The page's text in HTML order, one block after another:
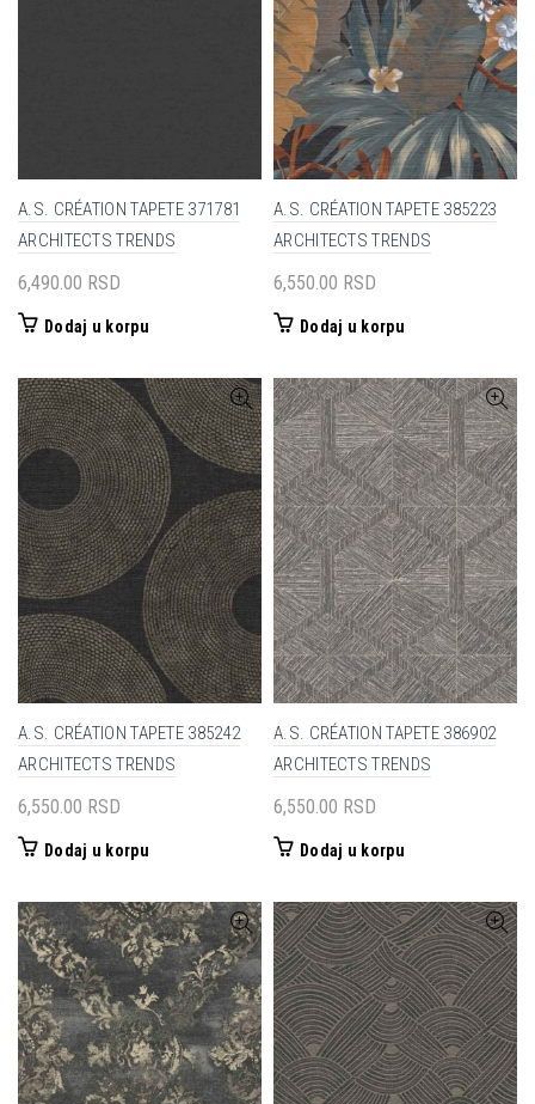
A.S. CRÉATION TAPETE 371781
ARCHITECTS TRENDS
6,490.00 RSD
Dodaj u korpu
A.S. CRÉATION TAPETE 385223
ARCHITECTS TRENDS
6,550.00 RSD
Dodaj u korpu
A.S. CRÉATION TAPETE 385242
ARCHITECTS TRENDS
6,550.00 RSD
Dodaj u korpu
A.S. CRÉATION TAPETE 386902
ARCHITECTS TRENDS
6,550.00 RSD
Dodaj u korpu